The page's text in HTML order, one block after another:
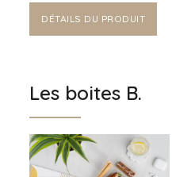
DÉTAILS DU PRODUIT
Les boites B.